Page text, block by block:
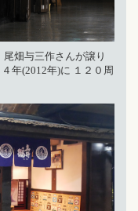
畑与三作さんが譲り
年(2012年)に １２０周